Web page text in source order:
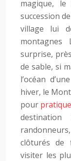
magique, le
succession
village lui
montagnes
surprise,
de sable, si
l’océan
hiver, le
pour
clôturés de
visiter les